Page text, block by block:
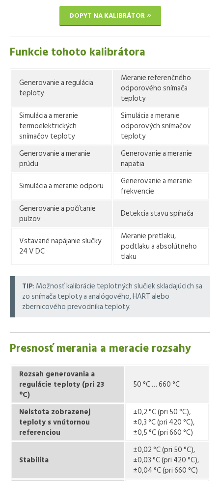
DOPYT NA KALIBRÁTOR
Funkcie tohoto kalibrátora
Generovanie a regulácia
teploty
Meranie referenčného
odporového snímača
teploty
Simulácia a meranie
termoelektrických
snímačov teploty
Simulácia a meranie
odporových snímačov
teploty
Generovanie a meranie
prúdu
Generovanie a meranie
napätia
Simulácia a meranie odporu
Generovanie a meranie
frekvencie
Generovanie a počítanie
pulzov
Detekcia stavu spínača
Vstavané napájanie slučky
24 V DC
Meranie pretlaku,
podtlaku a absolútneho
tlaku
TIP: Možnosť kalibrácie teplotných slučiek skladajúcich sa
zo snímača teploty a analógového, HART alebo
zbernicového prevodníka teploty.
Presnosť merania a meracie rozsahy
Rozsah generovania a
regulácie teploty (pri 23
°C)
50 °C … 660 °C
Neistota zobrazenej
teploty s vnútornou
referenciou
±0,2 °C (pri 50 °C),
±0,3 °C (pri 420 °C),
±0,5 °C (pri 660 °C)
Stabilita
±0,02 °C (pri 50 °C),
±0,03 °C (pri 420 °C),
±0,04 °C (pri 660 °C)